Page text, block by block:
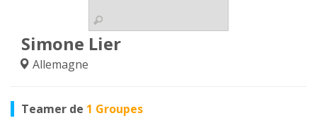
Simone Lier
Allemagne
Teamer de 1 Groupes